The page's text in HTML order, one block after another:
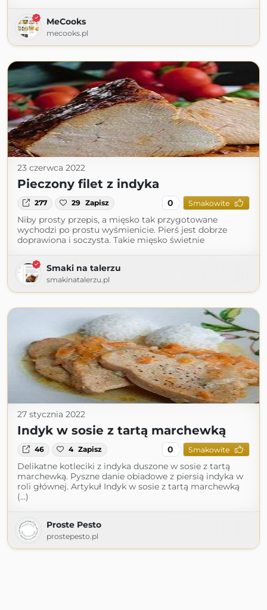
MeCooks
mecooks.pl
23 czerwca 2022
Pieczony filet z indyka
277 29 Zapisz 0 Smakowite
Niby prosty przepis, a mięsko tak przygotowane
wychodzi po prostu wyśmienicie. Pierś jest dobrze
doprawiona i soczysta. Takie mięsko świetnie
Smaki na talerzu
smakinatalerzu.pl
27 stycznia 2022
Indyk w sosie z tartą marchewką
46 4 Zapisz 0 Smakowite
Delikatne kotleciki z indyka duszone w sosie z tartą
marchewką. Pyszne danie obiadowe z piersią indyka w
roli głównej. Artykuł Indyk w sosie z tartą marchewką
(...)
Proste Pesto
prostepesto.pl